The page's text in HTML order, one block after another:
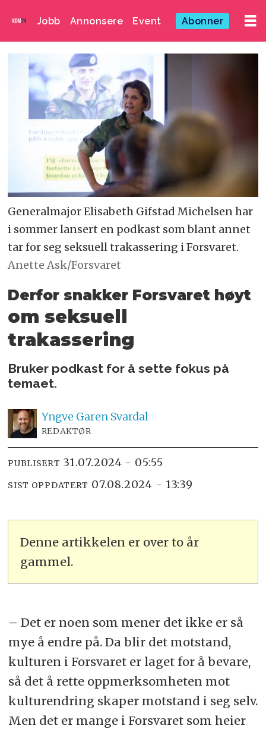
Jobb Annonsere Event Abonner
Generalmajor Elisabeth Gifstad Michelsen har
i sommer lansert en podkast som blant annet
tar for seg seksuell trakassering i Forsvaret.
Anette Ask/Forsvaret
Derfor snakker Forsvaret høyt
om seksuell
trakassering
Bruker podkast for å sette fokus på
temaet.
Yngve Garen Svardal
REDAKTØR
PUBLISERT 31.07.2024 - 05:55
SIST OPPDATERT 07.08.2024 - 13:39
Denne artikkelen er over to år
gammel.
– Det er noen som mener det ikke er så
mye å endre på. Da blir det motstand,
kulturen i Forsvaret er laget for å bevare,
så det å rette oppmerksomheten mot
kulturendring skaper motstand i seg selv.
Men det er mange i Forsvaret som heier